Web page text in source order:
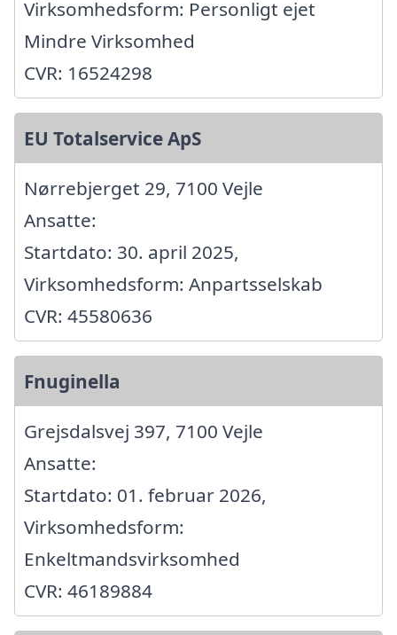
Virksomhedsform: Personligt ejet
Mindre Virksomhed
CVR: 16524298
EU Totalservice ApS
Nørrebjerget 29, 7100 Vejle
Ansatte:
Startdato: 30. april 2025,
Virksomhedsform: Anpartsselskab
CVR: 45580636
Fnuginella
Grejsdalsvej 397, 7100 Vejle
Ansatte:
Startdato: 01. februar 2026,
Virksomhedsform:
Enkeltmandsvirksomhed
CVR: 46189884